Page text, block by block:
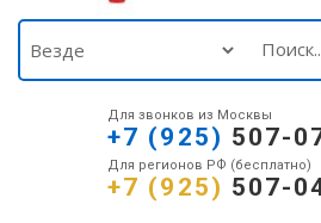
Для звонков из Москвы
+7 (925) 507-
Для регионов РФ (бесплатно)
+7 (925) 507-